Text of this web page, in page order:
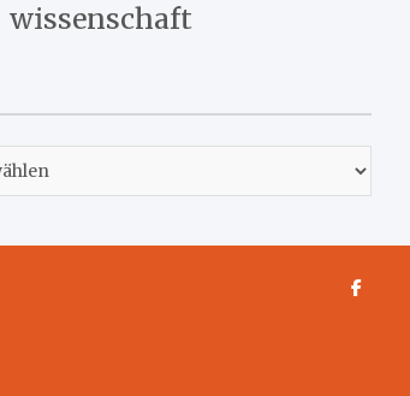
wissenschaft